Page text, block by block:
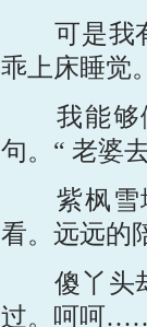
可是我有
乖上床睡觉
我能够做
句。“ 老婆
紫枫雪地
看。远远的
傻丫头却
过。呵呵